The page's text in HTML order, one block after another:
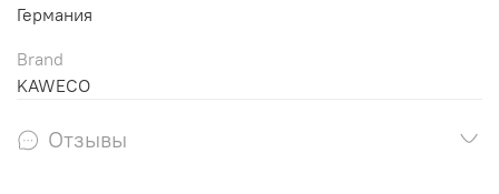
Германия
Brand
KAWECO
Отзывы